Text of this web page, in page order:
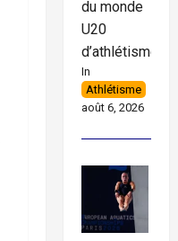
du monde
U20
d’athlétisme
In
Athlétisme
août 6, 2026